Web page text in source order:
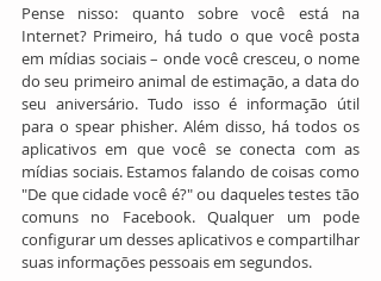
Pense nisso: quanto sobre você está na
Internet? Primeiro, há tudo o que você posta
em mídias sociais – onde você cresceu, o nome
do seu primeiro animal de estimação, a data do
seu aniversário. Tudo isso é informação útil
para o spear phisher. Além disso, há todos os
aplicativos em que você se conecta com as
mídias sociais. Estamos falando de coisas como
"De que cidade você é?" ou daqueles testes tão
comuns no Facebook. Qualquer um pode
configurar um desses aplicativos e compartilhar
suas informações pessoais em segundos.